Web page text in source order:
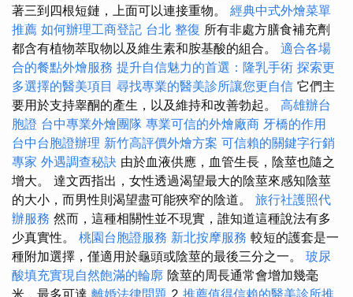
著三到四根短鏈，上面可以連接重物。 經典中式外燴菜單
推薦 如何辦理工商登記 台北 整復 所有非處方膳食補充劑
都含有植物萃取物以及維生素和胺基酸的組合。 適合各場
合的餐點外燴服務 提升自信魅力的首選：隆乳手術 探索更
多選擇的醫美項目 尋找專業的醫美診所讓您更自信 它們主
要用於支持睾酮的產生，以及維持和改善勃起。 高雄辦台
胞證 台中專業外燴團隊 專業可信的外燴廠商 牙橋的作用
台中台胞證辦理 新竹高評價外燴方案 可信賴的關鍵字行銷
專家 外遇調查秘訣 由於血液供應，血管生長，陰莖也隨之
增大。 達文西指出，女性透過渴望最大的陰莖來感知陰莖
的大小，而男性則渴望盡可能狹窄的陰道。 旅行社護照代
辦服務 然而，這種相關性並不現實，誰知道這種說法有多
少真實性。 桃園台胞證服務 新北按摩服務 較短的護套是一
種附加選擇，僅適用於龜頭或陰莖的最後三分之一。 玻尿
酸填充實現自然飽滿的輪廓 陰莖的周長通常會增加幾毫
米，最多可達 離婚法律問題 2 推薦值得信賴的醫美診所推